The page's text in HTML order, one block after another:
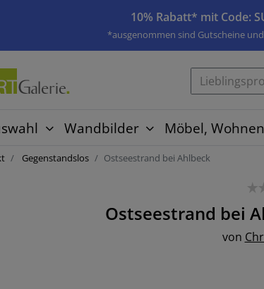
10% Rabatt* mit Code:
*ausgenommen sind Gutscheine
Wandbilder Möbel,
Gegenstandslos Ostseestrand bei Ahlbeck
Ostseestrand bei
von